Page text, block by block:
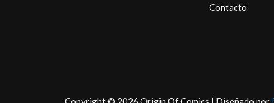
Contacto